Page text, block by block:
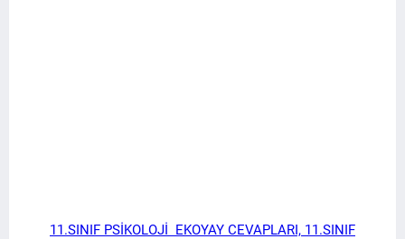
11.SINIF PSİKOLOJİ EKOYAY CEVAPLARI, 11.SINIF